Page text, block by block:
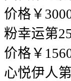
价格￥
粉幸运第
价格￥
心悦伊人